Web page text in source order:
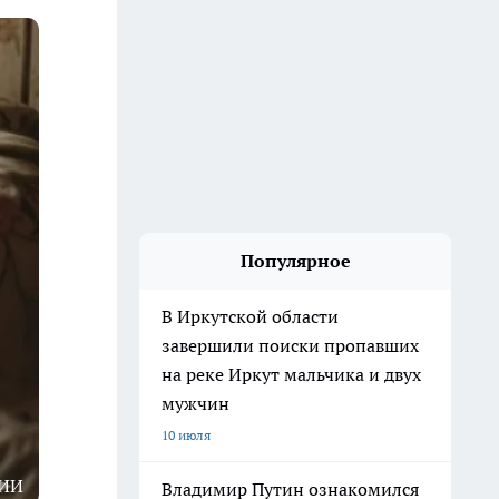
Популярное
В Иркутской области
завершили поиски пропавших
на реке Иркут мальчика и двух
мужчин
10 июля
Владимир Путин ознакомился